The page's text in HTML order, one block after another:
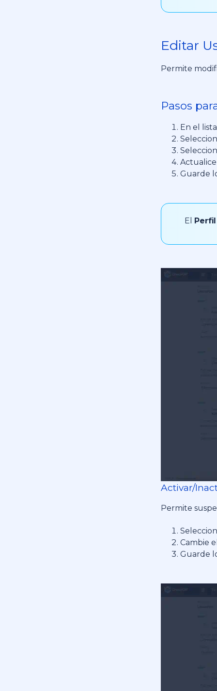
Editar
Permite
Pasos
En el
Actualice
Guarde
El
Activar/
Permite
Cambie
Guarde